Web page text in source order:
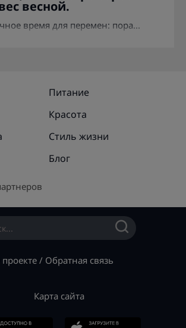
весной.
время для перемен: пора...
Питание
Красота
Стиль жизни
Блог
/ Обратная связь
Карта сайта